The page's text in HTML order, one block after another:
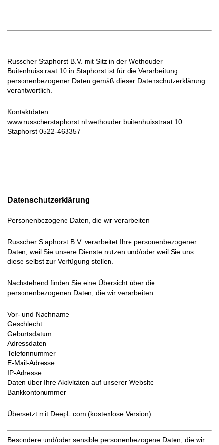
Russcher Staphorst B.V. mit Sitz in der Wethouder
Buitenhuisstraat 10 in Staphorst ist für die Verarbeitung
personenbezogener Daten gemäß dieser Datenschutzerklärung
verantwortlich.
Kontaktdaten:
www.russcherstaphorst.nl wethouder buitenhuisstraat 10
Staphorst 0522-463357
Datenschutzerklärung
Personenbezogene Daten, die wir verarbeiten
Russcher Staphorst B.V. verarbeitet Ihre personenbezogenen
Daten, weil Sie unsere Dienste nutzen und/oder weil Sie uns
diese selbst zur Verfügung stellen.
Nachstehend finden Sie eine Übersicht über die
personenbezogenen Daten, die wir verarbeiten:
Vor- und Nachname
Geschlecht
Geburtsdatum
Adressdaten
Telefonnummer
E-Mail-Adresse
IP-Adresse
Daten über Ihre Aktivitäten auf unserer Website
Bankkontonummer
Übersetzt mit DeepL.com (kostenlose Version)
Besondere und/oder sensible personenbezogene Daten, die wir